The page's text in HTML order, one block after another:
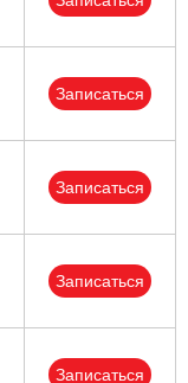
Записаться
Записаться
Записаться
Записаться